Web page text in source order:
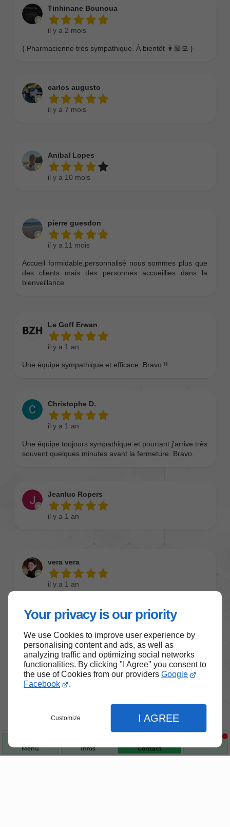
Your privacy is our priority
We use Cookies to improve user experience by
personalising content and ads, as well as
analyzing traffic and optimizing social networks
functionalities. By clicking "I Agree" you consent to
the use of Cookies from our providers Google
Facebook
.
Customize I AGREE
Menu Infos Contact
Nos produits de santé et de
Choisissez des produits fiables pour vous